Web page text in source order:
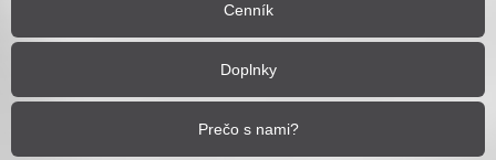
Cenník
Doplnky
Prečo s nami?